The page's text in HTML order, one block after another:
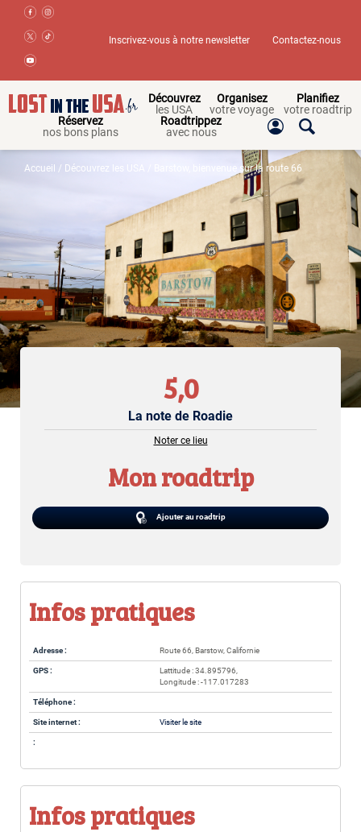
Inscrivez-vous à notre newsletter Contactez-nous
Découvrez
les USA
Organisez
votre voyage
Planifiez
votre roadtrip
Réservez
nos bons plans
Roadtrippez
avec nous
Accueil / Découvrez les USA / Barstow, bienvenue sur la route 66
5,0
La note de Roadie
Noter ce lieu
Mon roadtrip
Ajouter au roadtrip
Infos pratiques
Adresse : Route 66, Barstow, Californie
GPS :
Lattitude : 34.895796,
Longitude : -117.017283
Téléphone :
Site internet : Visiter le site
:
Infos pratiques